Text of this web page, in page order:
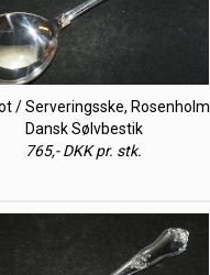
/ Serveringsske, Rosenholm
Dansk Sølvbestik
765,- DKK pr. stk.